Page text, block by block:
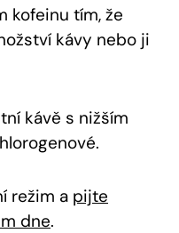
kofeinu tím, že
kávy nebo ji
kávě s nižším
režim a pijte
dne.